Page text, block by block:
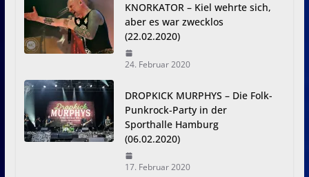
KNORKATOR – Kiel wehrte sich,
aber es war zwecklos
(22.02.2020)
24. Februar 2020
DROPKICK MURPHYS – Die Folk-
Punkrock-Party in der
Sporthalle Hamburg
(06.02.2020)
17. Februar 2020